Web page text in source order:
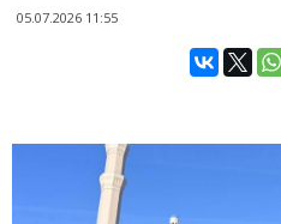
05.07.2026 11:55